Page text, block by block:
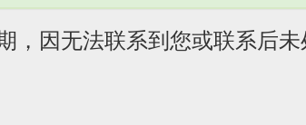
，因无法联系到您或联系后